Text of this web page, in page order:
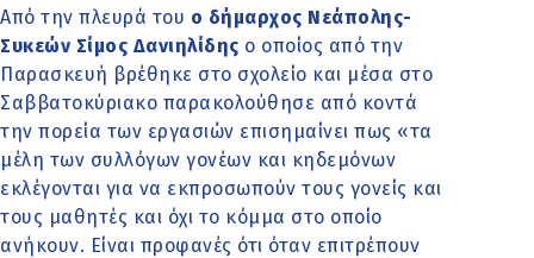
Από την πλευρά του ο δήμαρχος Νεάπολης-
Συκεών Σίμος Δανιηλίδης ο οποίος από την
Παρασκευή βρέθηκε στο σχολείο και μέσα στο
Σαββατοκύριακο παρακολούθησε από κοντά
την πορεία των εργασιών επισημαίνει πως «τα
μέλη των συλλόγων γονέων και κηδεμόνων
εκλέγονται για να εκπροσωπούν τους γονείς και
τους μαθητές και όχι το κόμμα στο οποίο
ανήκουν. Είναι προφανές ότι όταν επιτρέπουν